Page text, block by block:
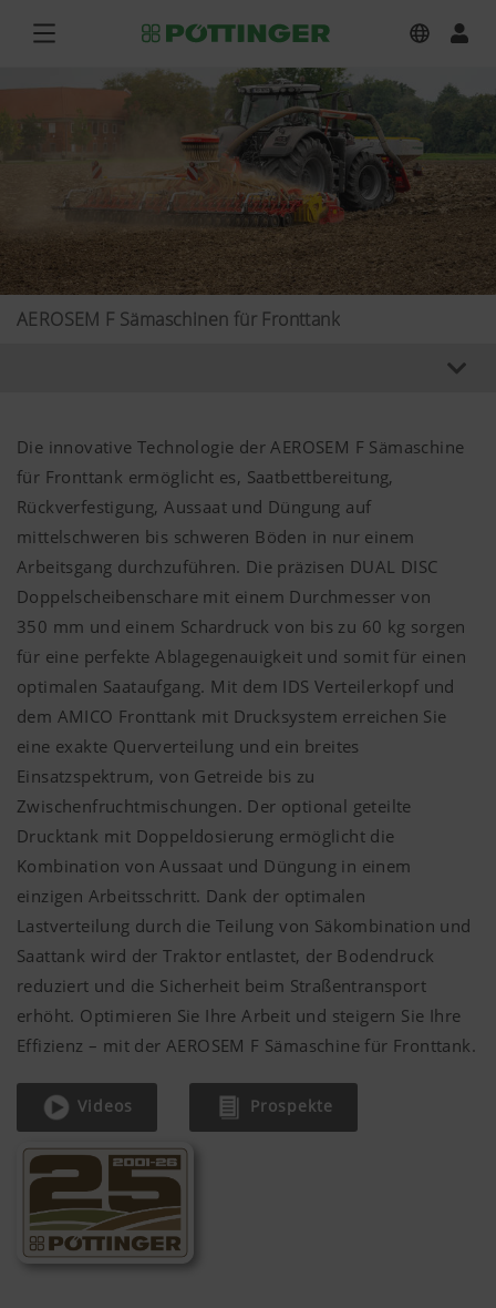
AEROSEM F Sämaschinen für Fronttank
Die innovative Technologie der AEROSEM F Sämaschine
für Fronttank ermöglicht es, Saatbettbereitung,
Rückverfestigung, Aussaat und Düngung auf
mittelschweren bis schweren Böden in nur einem
Arbeitsgang durchzuführen. Die präzisen DUAL DISC
Doppelscheibenschare mit einem Durchmesser von
350 mm und einem Schardruck von bis zu 60 kg sorgen
für eine perfekte Ablagegenauigkeit und somit für einen
optimalen Saataufgang. Mit dem IDS Verteilerkopf und
dem AMICO Fronttank mit Drucksystem erreichen Sie
eine exakte Querverteilung und ein breites
Einsatzspektrum, von Getreide bis zu
Zwischenfruchtmischungen. Der optional geteilte
Drucktank mit Doppeldosierung ermöglicht die
Kombination von Aussaat und Düngung in einem
einzigen Arbeitsschritt. Dank der optimalen
Lastverteilung durch die Teilung von Säkombination und
Saattank wird der Traktor entlastet, der Bodendruck
reduziert und die Sicherheit beim Straßentransport
erhöht. Optimieren Sie Ihre Arbeit und steigern Sie Ihre
Effizienz – mit der AEROSEM F Sämaschine für Fronttank.
Videos Prospekte